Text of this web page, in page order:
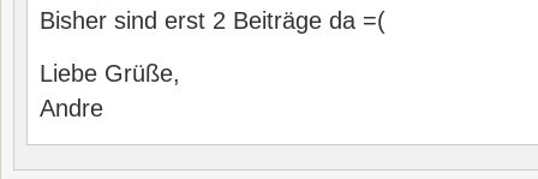
Bisher sind erst 2 Beiträge da =(
Liebe Grüße,
Andre